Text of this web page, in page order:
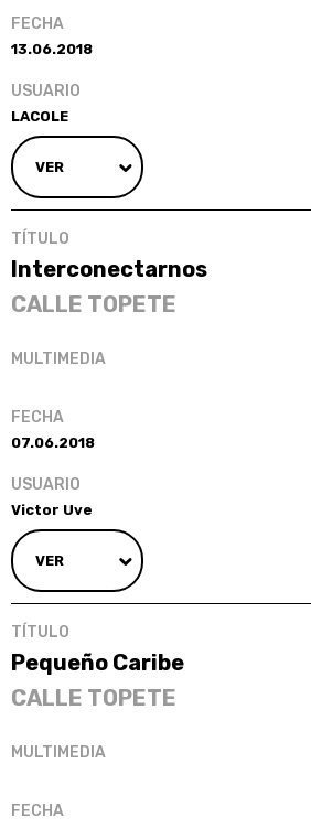
VER
13.06.2018
LACOLE
Interconectarnos
CALLE TOPETE
VER
07.06.2018
Victor Uve
Pequeño Caribe
CALLE TOPETE